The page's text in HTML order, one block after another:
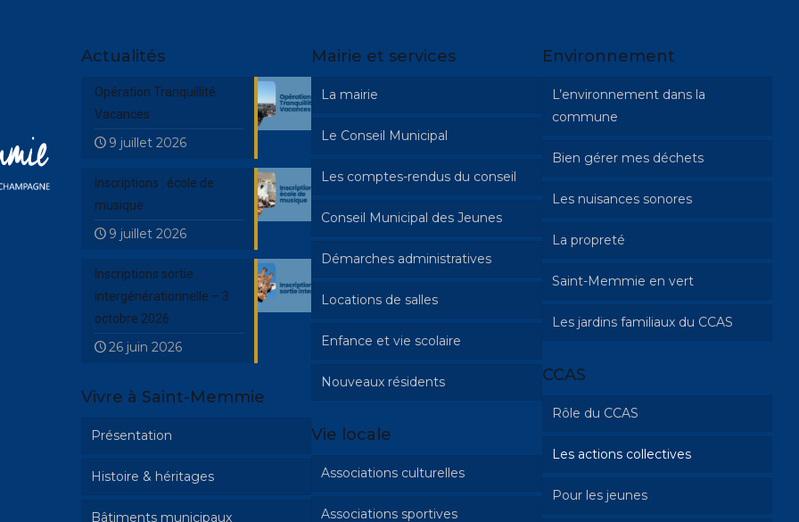
Actualités
Opération Tranquillité
Vacances
9 juillet 2026
Inscriptions : école de
musique
9 juillet 2026
Inscriptions sortie
intergénérationnelle – 3
octobre 2026
26 juin 2026
Vivre à Saint-Memmie
Présentation
Histoire & héritages
Patrimoine
Bâtiments municipaux
Mairie et services
La mairie
Le Conseil Municipal
Les comptes-rendus du conseil
Conseil Municipal des Jeunes
Démarches administratives
Urbanisme et travaux
Mariage et PACS
Cimetière
L’école de musique
Locations de salles
Enfance et vie scolaire
Activités périscolaires
musique
Nouveaux résidents
Vie locale
Associations culturelles
Associations sportives
Environnement
L’environnement dans la
commune
Bien gérer mes déchets
Les nuisances sonores
La propreté
Saint-Memmie en vert
Les jardins familiaux du CCAS
CCAS
Rôle du CCAS
Qu’est-ce que le CCAS?
Aide aux familles avec enfant
Les actions collectives
Pour les jeunes